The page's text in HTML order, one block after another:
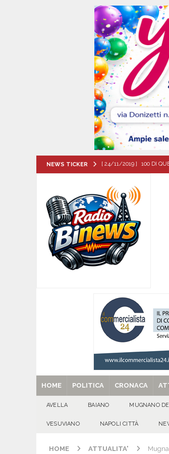
NEWS TICKER [ 24/11/2019 ] 100 DI
[ 05/08/2026 ]
San Giovanni del Palco
[ 05/08/2026 ] Baiano,
[ 05/08/2026 ]
[ 05/08/2026 ]
[ 05/08/2026 ] Usura
CRONACA
[ 29/08/2025 ]
HOME POLITICA CRONACA
AVELLA BAIANO MUGNANO
VESUVIANO NAPOLI CITTÀ
HOME ATTUALITA'